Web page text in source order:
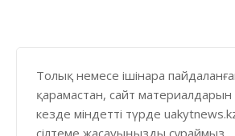
Толық немесе ішінара
қарамастан, сайт материалдарын
кезде міндетті түрде
сілтеме жасауыңызды сұраймыз.